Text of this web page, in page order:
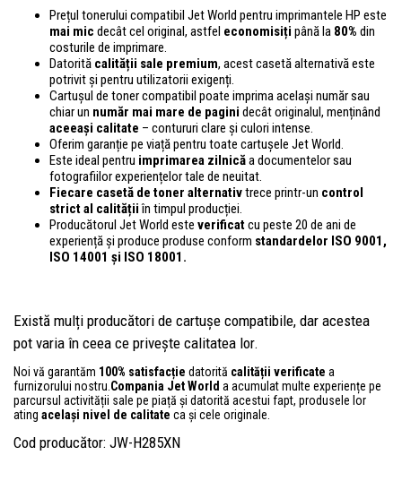
Prețul tonerului compatibil Jet World pentru imprimantele HP este
mai mic decât cel original, astfel economisiți până la 80% din
costurile de imprimare.
Datorită calității sale premium, acest casetă alternativă este
potrivit și pentru utilizatorii exigenți.
Cartușul de toner compatibil poate imprima același număr sau
chiar un număr mai mare de pagini decât originalul, menținând
aceeași calitate – contururi clare și culori intense.
Oferim garanție pe viață pentru toate cartușele Jet World.
Este ideal pentru imprimarea zilnicăa documentelor sau
fotografiilor experiențelor tale de neuitat.
Fiecare casetă de toner alternativtrece printr-un control
strict al calitățiiîn timpul producției.
Producătorul Jet World este verificatcu peste 20 de ani de
experiență și produce produse conform standardelor ISO 9001,
ISO 14001 și ISO 18001.
Există mulți producători de cartușe compatibile, dar acestea
pot varia în ceea ce privește calitatea lor.
Noi vă garantăm 100% satisfacție datorită calității verificate a
furnizorului nostru. Compania Jet World a acumulat multe experiențe pe
parcursul activității sale pe piață și datorită acestui fapt, produsele lor
ating același nivel de calitate ca și cele originale.
Cod producător: JW-H285XN